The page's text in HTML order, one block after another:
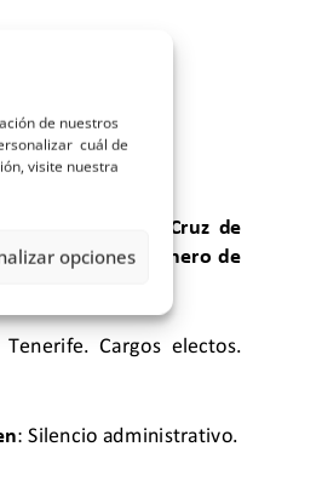
de nuestros
cuál de
visite nuestra
opciones